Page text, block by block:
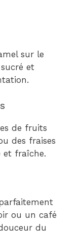
sur le
et
de fruits
des fraises
et fraîche.
ou un café
du